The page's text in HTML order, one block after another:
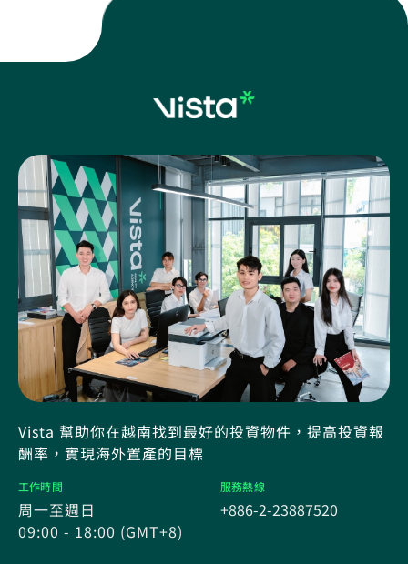
Vista 幫助你在越南找到最好的投資物件，提高投資報
酬率，實現海外置產的目標
工作時間
周一至週日
09:00 - 18:00 (GMT+8)
服務熱線
+886-2-23887520